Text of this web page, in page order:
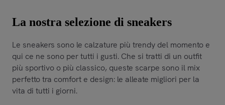
La nostra selezione di sneakers
Le sneakers sono le calzature più trendy del momento e
qui ce ne sono per tutti i gusti. Che si tratti di un outfit
più sportivo o più classico, queste scarpe sono il mix
perfetto tra comfort e design: le alleate migliori per la
vita di tutti i giorni.